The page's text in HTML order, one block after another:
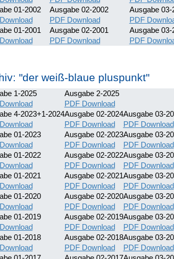
01-2002
Ausgabe 02-2002
PDF Download
Ausgabe 03-
PDF
01-2001
Ausgabe 02-2001
PDF Download
Ausgabe 03-
PDF
"der weiß-blaue pluspunkt"
1-2025
Ausgabe 2-2025
PDF Download
4-2023+1-2024Ausgabe 02-2024
PDF Download
Ausgabe 03-
PDF Download
01-2023
Ausgabe 02-2023
PDF Download
Ausgabe 03-
PDF Download
01-2022
Ausgabe 02-2022
PDF Download
Ausgabe 03-
PDF Download
01-2021
Ausgabe 02-2021
PDF Download
Ausgabe 03-
PDF Download
01-2020
Ausgabe 02-2020
PDF Download
Ausgabe 03-
PDF Download
01-2019
Ausgabe 02-2019
PDF Download
Ausgabe 03-
PDF Download
01-2018
Ausgabe 02-2018
PDF Download
Ausgabe 03-
PDF Download